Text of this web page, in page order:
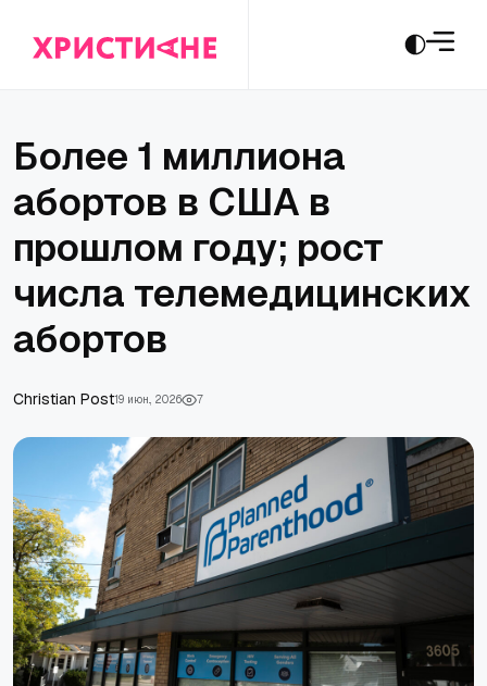
Более 1 миллиона
абортов в США в
прошлом году; рост
числа телемедицинских
абортов
Сhristian Post19 июн., 2026 7